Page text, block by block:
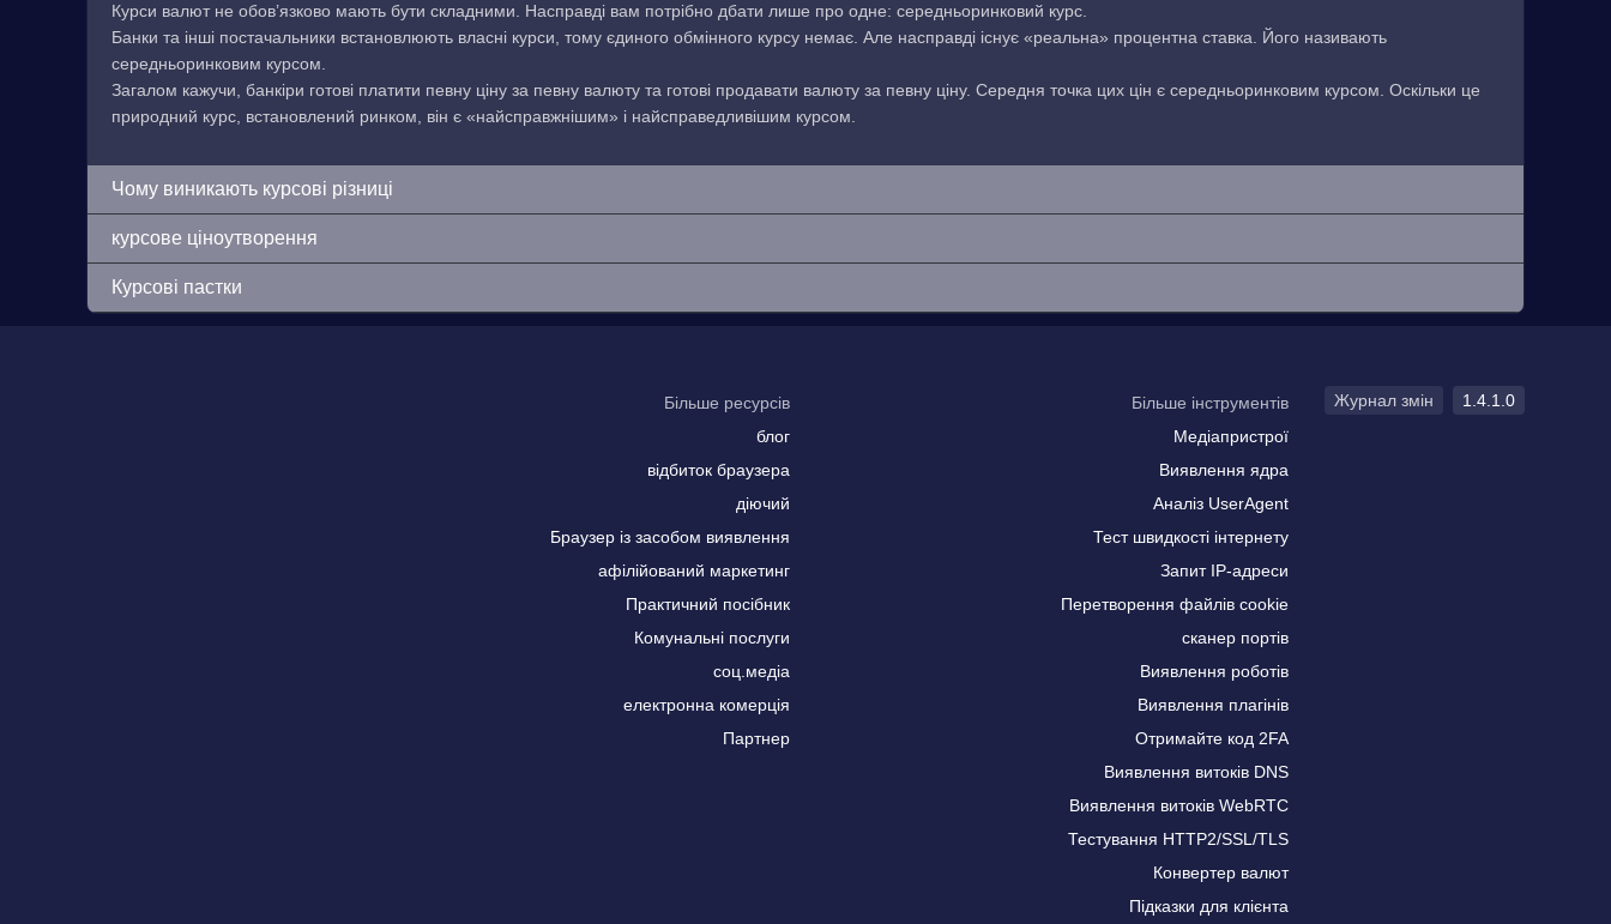
Курси валют не обов’язково мають бути складними. Насправді вам потрібно дбати лише про одне: середньоринковий курс.
Банки та інші постачальники встановлюють власні курси, тому єдиного обмінного курсу немає. Але насправді існує «реальна» процентна ставка. Його називають
середньоринковим курсом.
Загалом кажучи, банкіри готові платити певну ціну за певну валюту та готові продавати валюту за певну ціну. Середня точка цих цін є середньоринковим курсом. Оскільки це
природний курс, встановлений ринком, він є «найсправжнішим» і найсправедливішим курсом.
Чому виникають курсові різниці
курсове ціноутворення
Курсові пастки
Більше ресурсів
блог
відбиток браузера
діючий
Браузер із засобом виявлення
афілійований маркетинг
Практичний посібник
Комунальні послуги
соц.медіа
електронна комерція
Партнер
Більше інструментів
Медіапристрої
Виявлення ядра
Аналіз UserAgent
Тест швидкості інтернету
Запит IP-адреси
Перетворення файлів cookie
сканер портів
Виявлення роботів
Виявлення плагінів
Отримайте код 2FA
Виявлення витоків DNS
Виявлення витоків WebRTC
Тестування HTTP2/SSL/TLS
Конвертер валют
Підказки для клієнта
Журнал змін 1.4.1.0